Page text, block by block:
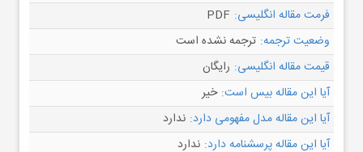
فرمت مقاله انگلیسی: PDF
وضعیت ترجمه: ترجمه نشده است
قیمت مقاله انگلیسی: رایگان
آیا این مقاله بیس است: خیر
آیا این مقاله مدل مفهومی دارد: ندارد
آیا این مقاله پرسشنامه دارد: ندارد